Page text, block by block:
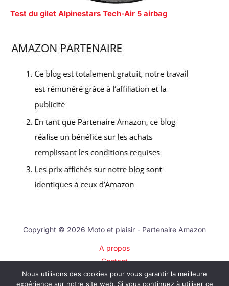
Test du gilet Alpinestars Tech-Air 5 airbag
Copyright © 2026 Moto et plaisir - Partenaire Amazon
A propos
Contact
Plan du site
Nous utilisons des cookies pour vous garantir la meilleure
expérience sur notre site web. Si vous continuez à utiliser ce